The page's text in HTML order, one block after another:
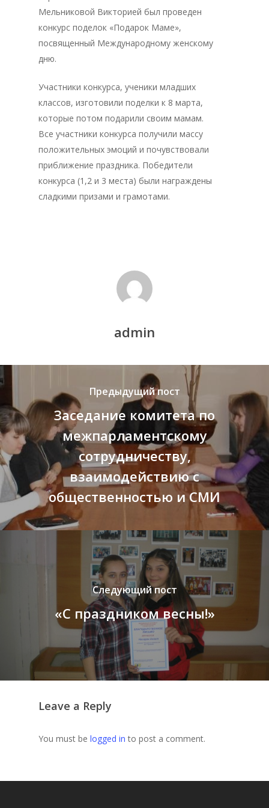
Мельниковой Викторией был проведен
конкурс поделок «Подарок Маме»,
посвященный Международному женскому
дню.
Участники конкурса, ученики младших
классов, изготовили поделки к 8 марта,
которые потом подарили своим мамам.
Все участники конкурса получили массу
положительных эмоций и почувствовали
приближение праздника. Победители
конкурса (1,2 и 3 места) были награждены
сладкими призами и грамотами.
admin
Предыдущий пост
Заседание комитета по
межпарламентскому
сотрудничеству,
взаимодействию с
общественностью и СМИ
Следующий пост
«С праздником весны!»
Leave a Reply
You must be logged in to post a comment.
Контакты